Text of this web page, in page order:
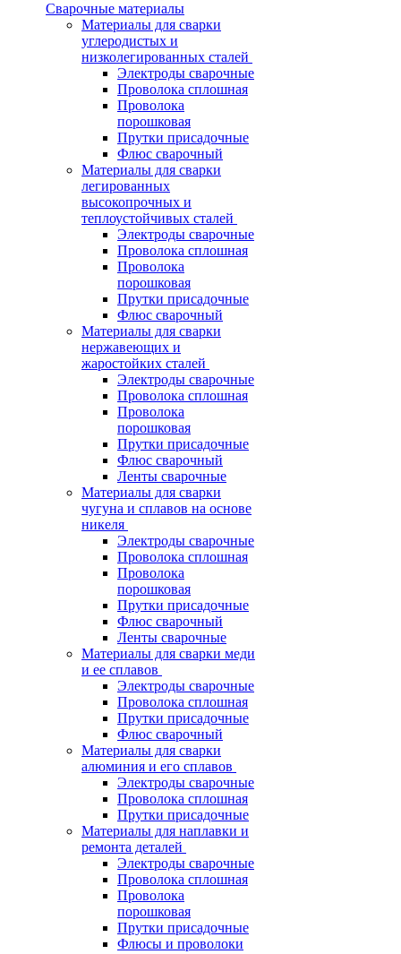
Сварочные материалы
Материалы для сварки
углеродистых и
низколегированных сталей
Электроды сварочные
Проволока сплошная
Проволока
порошковая
Прутки присадочные
Флюс сварочный
Материалы для сварки
легированных
высокопрочных и
теплоустойчивых сталей
Электроды сварочные
Проволока сплошная
Проволока
порошковая
Прутки присадочные
Флюс сварочный
Материалы для сварки
нержавеющих и
жаростойких сталей
Электроды сварочные
Проволока сплошная
Проволока
порошковая
Прутки присадочные
Флюс сварочный
Ленты сварочные
Материалы для сварки
чугуна и сплавов на основе
никеля
Электроды сварочные
Проволока сплошная
Проволока
порошковая
Прутки присадочные
Флюс сварочный
Ленты сварочные
Материалы для сварки меди
и ее сплавов
Электроды сварочные
Проволока сплошная
Прутки присадочные
Флюс сварочный
Материалы для сварки
алюминия и его сплавов
Электроды сварочные
Проволока сплошная
Прутки присадочные
Материалы для наплавки и
ремонта деталей
Электроды сварочные
Проволока сплошная
Проволока
порошковая
Прутки присадочные
Флюсы и проволоки